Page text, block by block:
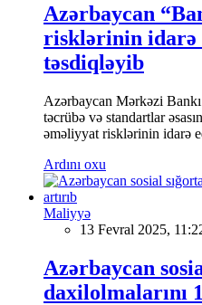
Azərbaycan
risklərinin idarə
təsdiqləyib
Azərbaycan Mərkəzi
təcrübə və standartlar
əməliyyat risklərinin idarə
Ardını oxu
Maliyyə
13 Fevral 2025,
Azərbaycan
daxilolmalarını